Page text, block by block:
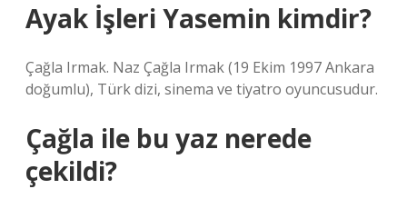
Ayak İşleri Yasemin kimdir?
Çağla Irmak. Naz Çağla Irmak (19 Ekim 1997 Ankara
doğumlu), Türk dizi, sinema ve tiyatro oyuncusudur.
Çağla ile bu yaz nerede
çekildi?